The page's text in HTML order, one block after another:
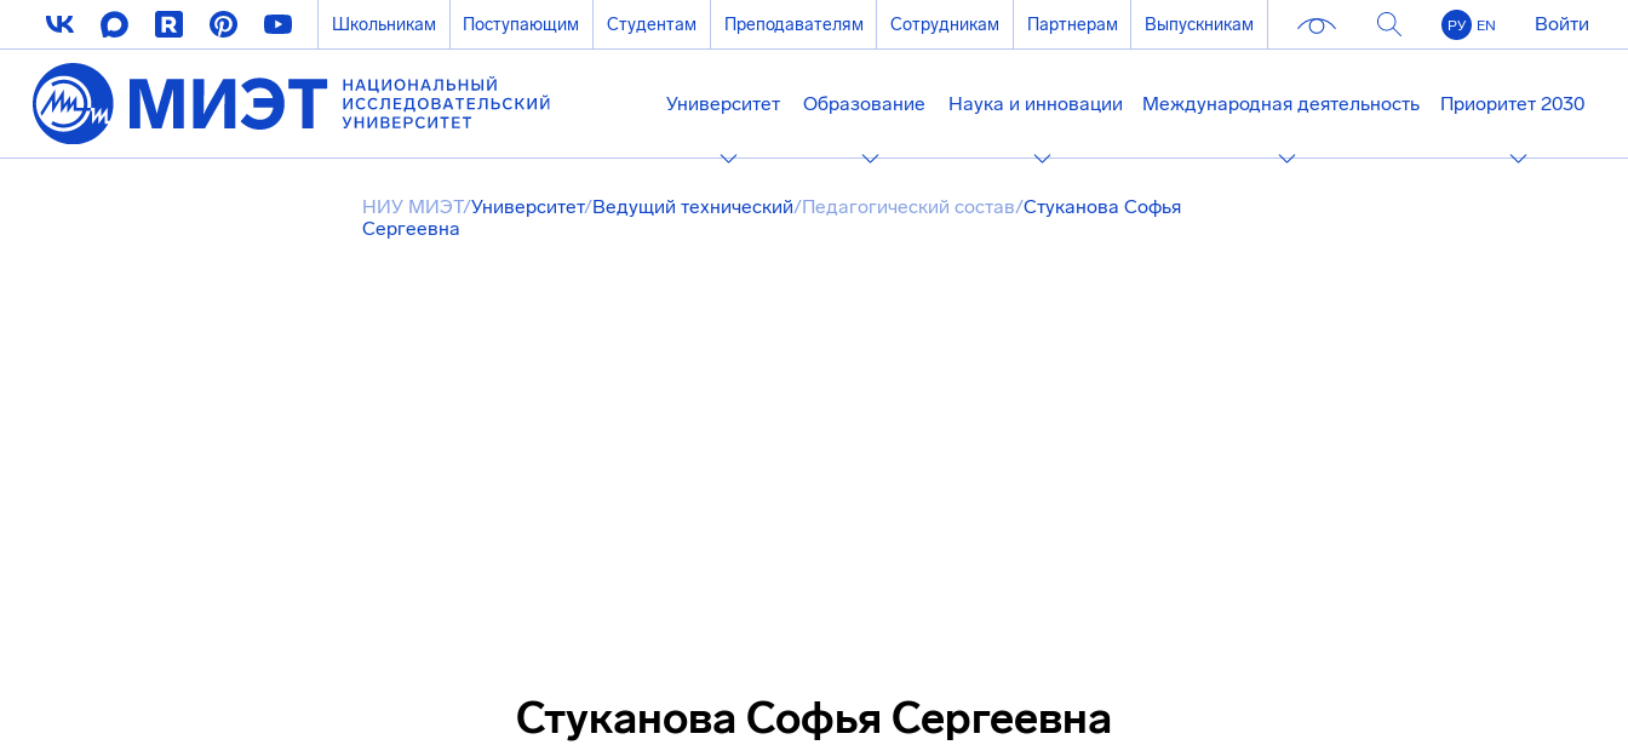
Школьникам Поступающим Студентам Преподавателям Сотрудникам Партнерам Выпускникам РУ EN Войти
Университет Образование Наука и инновации Международная деятельность Приоритет 2030
НИУ МИЭТ/Университет/Ведущий технический/Педагогический состав/Стуканова Софья
Сергеевна
Стуканова Софья Сергеевна